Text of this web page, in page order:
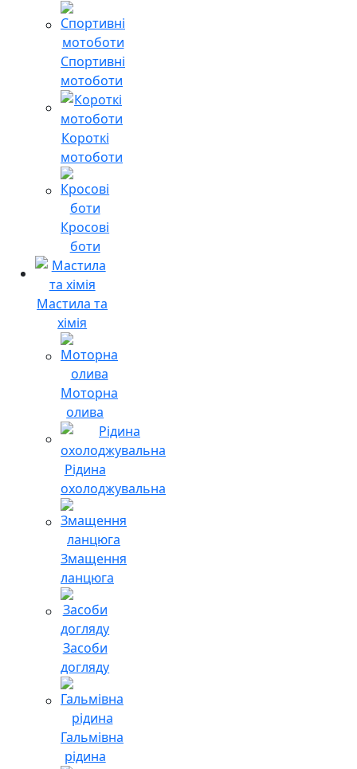
Спортивні
мотоботи
Короткі
мотоботи
Кросові
боти
Мастила та
хімія
Моторна
олива
Рідина
охолоджувальна
Змащення
ланцюга
Засоби
догляду
Гальмівна
рідина